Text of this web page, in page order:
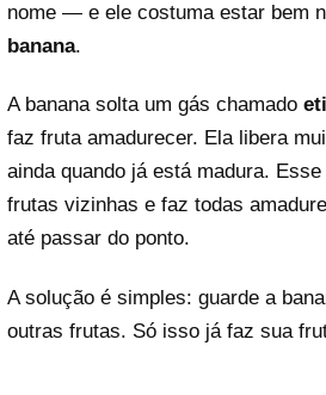
nome — e ele costuma estar bem
banana.
A banana solta um gás chamado
faz fruta amadurecer. Ela libera
ainda quando já está madura. Esse
frutas vizinhas e faz todas
até passar do ponto.
A solução é simples: guarde a
outras frutas. Só isso já faz sua